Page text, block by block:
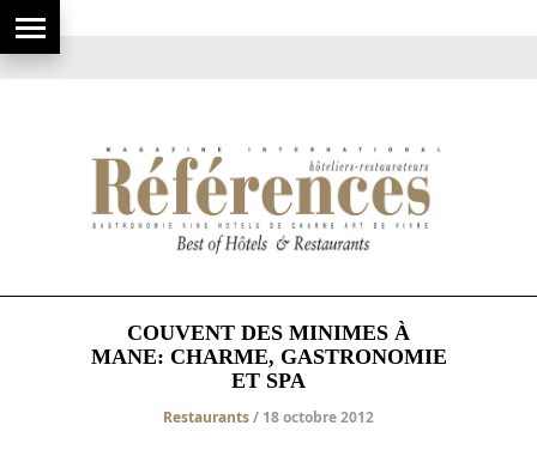
COUVENT DES MINIMES À
MANE: CHARME, GASTRONOMIE
ET SPA
Restaurants/ 18 octobre 2012